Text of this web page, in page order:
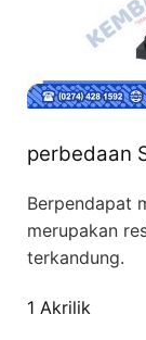
perbedaan
Berpendapat
merupakan
terkandung.
1 Akrilik